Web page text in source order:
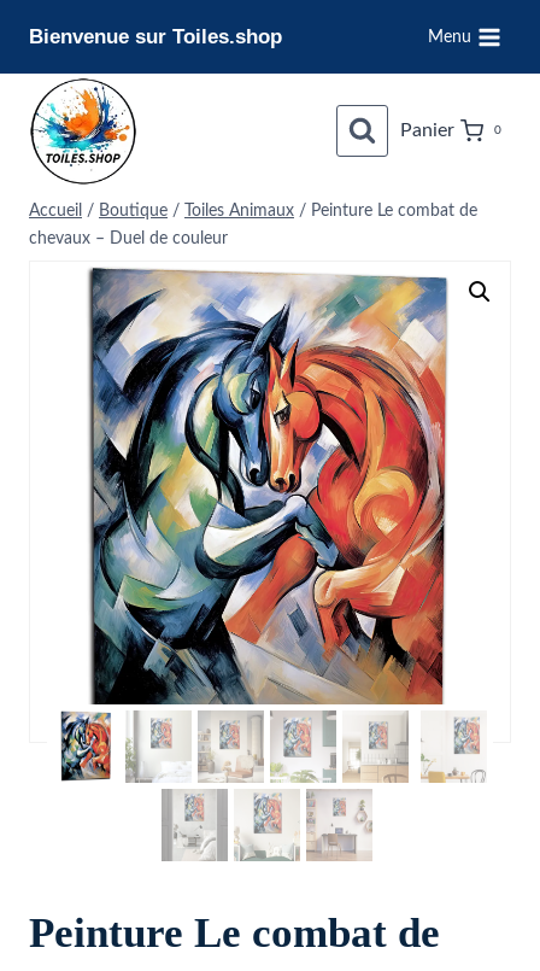
contenu
Bienvenue sur Toiles.shop Menu
Panier 0
Accueil / Boutique / Toiles Animaux / Peinture Le combat de
chevaux – Duel de couleur
Peinture Le combat de